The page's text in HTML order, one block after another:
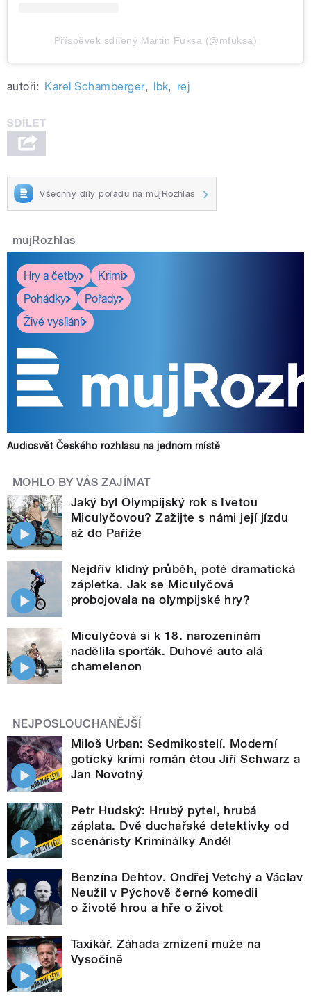
Příspěvek sdílený Martin Fuksa (@mfuksa)
autoři: Karel Schamberger, lbk, rej
Všechny díly pořadu na mujRozhlas
mujRozhlas
Hry a četby
Krimi
Pohádky
Pořady
Živé vysílání
Audiosvět Českého rozhlasu na jednom místě
MOHLO BY VÁS ZAJÍMAT
Jaký byl Olympijský rok s Ivetou
Miculyčovou? Zažijte s námi její jízdu
až do Paříže
Nejdřív klidný průběh, poté dramatická
zápletka. Jak se Miculyčová
probojovala na olympijské hry?
Miculyčová si k 18. narozeninám
nadělila sporťák. Duhové auto alá
chamelenon
NEJPOSLOUCHANĚJŠÍ
Miloš Urban: Sedmikostelí. Moderní
gotický krimi román čtou Jiří Schwarz a
Jan Novotný
Petr Hudský: Hrubý pytel, hrubá
záplata. Dvě duchařské detektivky od
scenáristy Kriminálky Anděl
Benzína Dehtov. Ondřej Vetchý a Václav
Neužil v Pýchově černé komedii
o životě hrou a hře o život
Taxikář. Záhada zmizení muže na
Vysočině